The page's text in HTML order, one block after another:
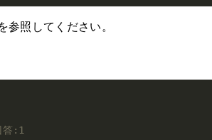
照してください。